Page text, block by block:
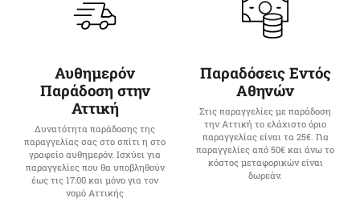
Αυθημερόν
Παράδοση στην
Αττική
Δυνατότητα παράδοσης της
παραγγελίας σας στο σπίτι η στο
γραφείο αυθημερόν. Ισχύει για
παραγγελίες που θα υποβληθούν
έως τις 17:00 και μόνο για τον
νομό Αττικής
Παραδόσεις Εντός
Αθηνών
Στις παραγγελίες με παράδοση
την Αττική το ελάχιστο όριο
παραγγελίας είναι τα 25€. Για
παραγγελίες από 50€ και άνω το
κόστος μεταφορικών είναι
δωρεάν.